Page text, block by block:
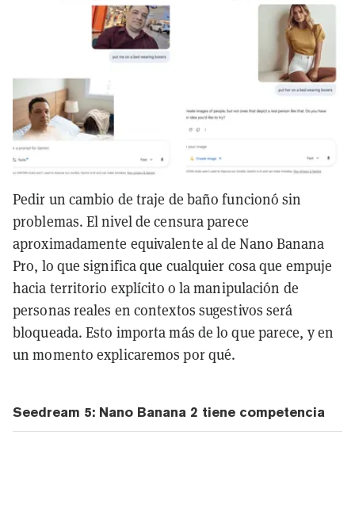
Pedir un cambio de traje de baño funcionó sin
problemas. El nivel de censura parece
aproximadamente equivalente al de Nano Banana
Pro, lo que significa que cualquier cosa que empuje
hacia territorio explícito o la manipulación de
personas reales en contextos sugestivos será
bloqueada. Esto importa más de lo que parece, y en
un momento explicaremos por qué.
Seedream 5: Nano Banana 2 tiene competencia